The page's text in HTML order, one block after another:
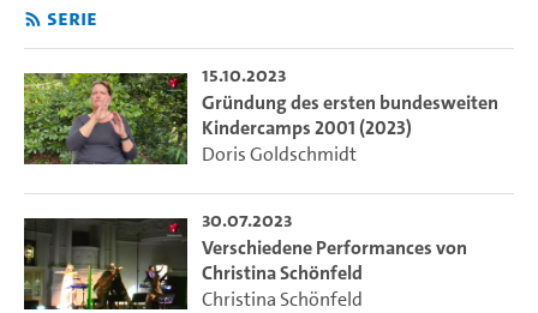
Serie
15.10.2023
Gründung des ersten bundesweiten
Kindercamps 2001 (2023)
Doris Goldschmidt
30.07.2023
Verschiedene Performances von
Christina Schönfeld
Christina Schönfeld